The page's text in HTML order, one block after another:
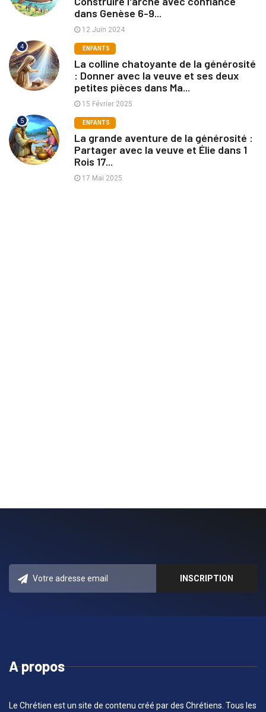
dans Genèse 6-9...
12 Juin 2024
4 ENFANTS
La colline chatoyante de la générosité
: Donner avec la veuve et ses deux
petites pièces dans Ma...
15 Février 2025
5 ENFANTS
La grande aventure de la générosité :
Partager avec la veuve et Élie dans 1
Rois 17...
17 Mai 2025
A propos
Le Chrétien est un site de contenu créé par des Chrétiens. Tous les